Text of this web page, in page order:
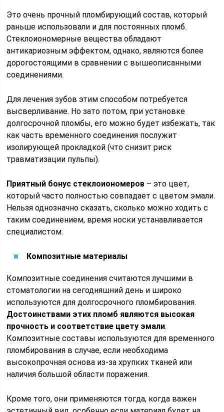
Это очень прочный пломбирующий состав, который
раньше использовали и для постоянных пломб.
Стеклоиономерные вещества обладают
антикариозным эффектом, однако, являются более
дорогостоящими в сравнении с вышеописанными
соединениями.
Для лечения зубов этим способом потребуется
высверливание. Но зато потом, при установке
долгосрочной пломбы, его можно будет избежать, так
как часть временного соединения послужит
изолирующей прокладкой (что снизит риск
травматизации пульпы).
Приятный бонус стеклоиономеров – это цвет,
который часто полностью совпадает с цветом эмали.
Нельзя однозначно сказать, сколько можно ходить с
таким соединением, время носки устанавливается
специалистом.
Композитные материалы
Композитные соединения считаются лучшими в
стоматологии на сегодняшний день и широко
используются для долгосрочного пломбирования.
Достоинствами этих пломб являются высокая
прочность и соответствие цвету эмали.
Композитные составы используются для временного
пломбирования в случае, если необходима
высокопрочная основа из-за хрупких тканей или
наличия большой области поражения.
Кроме того, они применяются тогда, когда важен